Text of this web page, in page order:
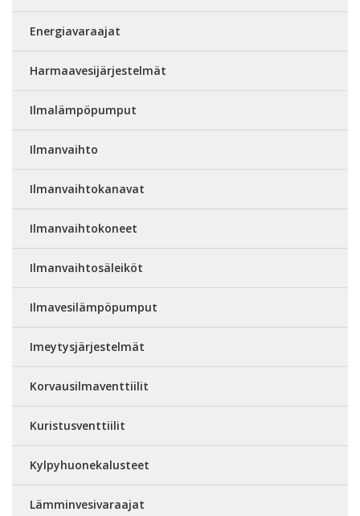
Energiavaraajat
Harmaavesijärjestelmät
Ilmalämpöpumput
Ilmanvaihto
Ilmanvaihtokanavat
Ilmanvaihtokoneet
Ilmanvaihtosäleiköt
Ilmavesilämpöpumput
Imeytysjärjestelmät
Korvausilmaventtiilit
Kuristusventtiilit
Kylpyhuonekalusteet
Lämminvesivaraajat